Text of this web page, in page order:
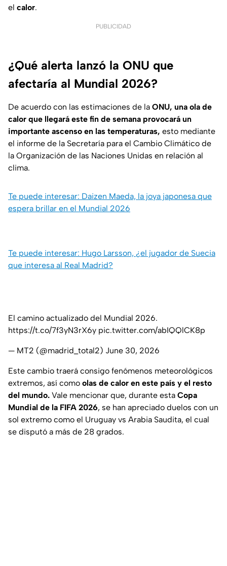
el calor.
PUBLICIDAD
¿Qué alerta lanzó la ONU que
afectaría al Mundial 2026?
De acuerdo con las estimaciones de la ONU, una ola de
calor que llegará este fin de semana provocará un
importante ascenso en las temperaturas, esto mediante
el informe de la Secretaría para el Cambio Climático de
la Organización de las Naciones Unidas en relación al
clima.
Te puede interesar: Daizen Maeda, la joya japonesa que
espera brillar en el Mundial 2026
Te puede interesar: Hugo Larsson, ¿el jugador de Suecia
que interesa al Real Madrid?
El camino actualizado del Mundial 2026.
https://t.co/7f3yN3rX6y pic.twitter.com/abIQQlCK8p
— MT2 (@madrid_total2) June 30, 2026
Este cambio traerá consigo fenómenos meteorológicos
extremos, así como olas de calor en este país y el resto
del mundo. Vale mencionar que, durante esta Copa
Mundial de la FIFA 2026, se han apreciado duelos con un
sol extremo como el Uruguay vs Arabia Saudita, el cual
se disputó a más de 28 grados.